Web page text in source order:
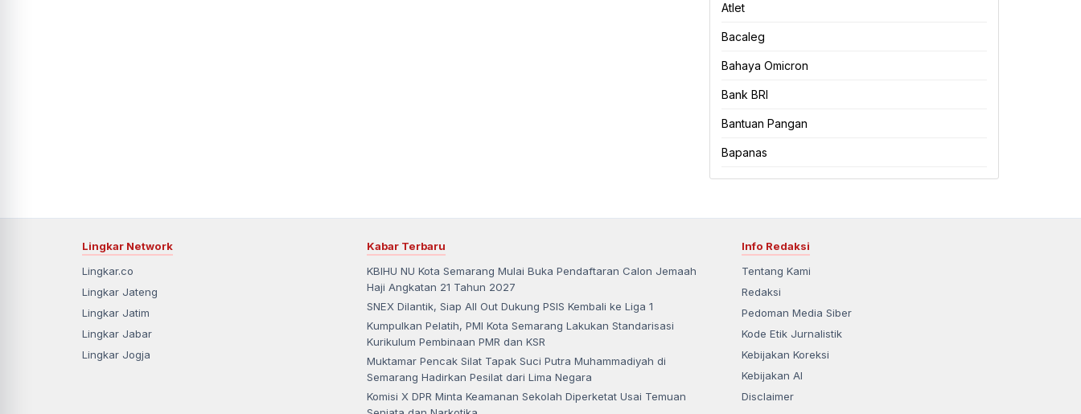
Atlet
Bacaleg
Bahaya Omicron
Bank BRI
Bantuan Pangan
Bapanas
Lingkar Network
Lingkar.co
Lingkar Jateng
Lingkar Jatim
Lingkar Jabar
Lingkar Jogja
Kabar Terbaru
KBIHU NU Kota Semarang Mulai Buka Pendaftaran Calon Jemaah
Haji Angkatan 21 Tahun 2027
SNEX Dilantik, Siap All Out Dukung PSIS Kembali ke Liga 1
Kumpulkan Pelatih, PMI Kota Semarang Lakukan Standarisasi
Kurikulum Pembinaan PMR dan KSR
Muktamar Pencak Silat Tapak Suci Putra Muhammadiyah di
Semarang Hadirkan Pesilat dari Lima Negara
Komisi X DPR Minta Keamanan Sekolah Diperketat Usai Temuan
Info Redaksi
Tentang Kami
Redaksi
Pedoman Media Siber
Kode Etik Jurnalistik
Kebijakan Koreksi
Kebijakan AI
Disclaimer